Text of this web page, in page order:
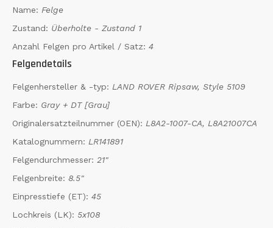
Name: Felge
Zustand: Überholte - Zustand 1
Anzahl Felgen pro Artikel / Satz: 4
Felgendetails
Felgenhersteller & -typ: LAND ROVER Ripsaw, Style 5109
Farbe: Gray + DT [Grau]
Originalersatzteilnummer (OEN): L8A2-1007-CA, L8A21007CA
Katalognummern: LR141891
Felgendurchmesser: 21"
Felgenbreite: 8.5"
Einpresstiefe (ET): 45
Lochkreis (LK): 5x108